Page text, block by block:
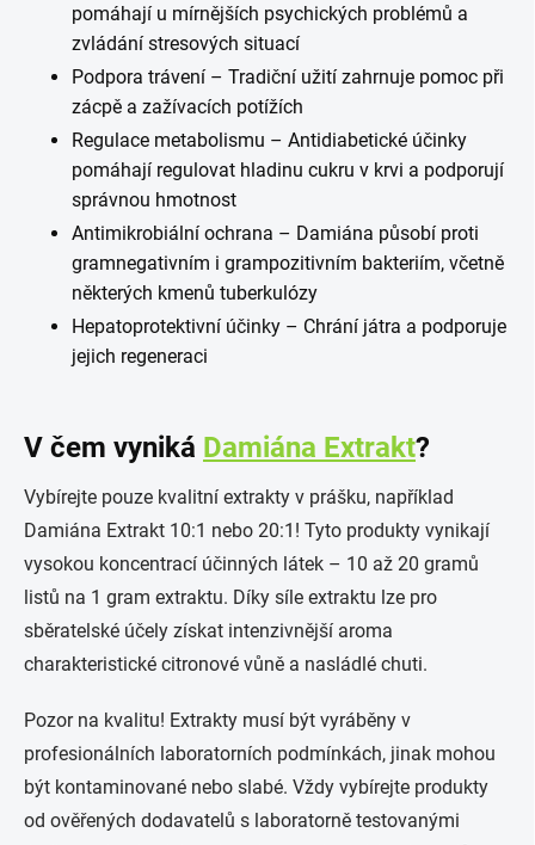
pomáhají u mírnějších psychických problémů a
zvládání stresových situací
Podpora trávení – Tradiční užití zahrnuje pomoc při
zácpě a zažívacích potížích
Regulace metabolismu – Antidiabetické účinky
pomáhají regulovat hladinu cukru v krvi a podporují
správnou hmotnost
Antimikrobiální ochrana – Damiána působí proti
gramnegativním i grampozitivním bakteriím, včetně
některých kmenů tuberkulózy
Hepatoprotektivní účinky – Chrání játra a podporuje
jejich regeneraci
V čem vyniká Damiána Extrakt?
Vybírejte pouze kvalitní extrakty v prášku, například
Damiána Extrakt 10:1 nebo 20:1! Tyto produkty vynikají
vysokou koncentrací účinných látek – 10 až 20 gramů
listů na 1 gram extraktu. Díky síle extraktu lze pro
sběratelské účely získat intenzivnější aroma
charakteristické citronové vůně a nasládlé chuti.
Pozor na kvalitu! Extrakty musí být vyráběny v
profesionálních laboratorních podmínkách, jinak mohou
být kontaminované nebo slabé. Vždy vybírejte produkty
od ověřených dodavatelů s laboratorně testovanými